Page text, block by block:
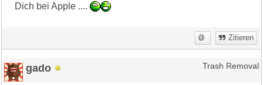
Dich bei Apple ....
Zitieren
gado Trash Removal